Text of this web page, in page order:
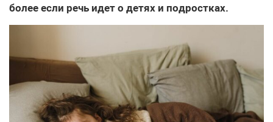
более если речь идет о детях и подростках.